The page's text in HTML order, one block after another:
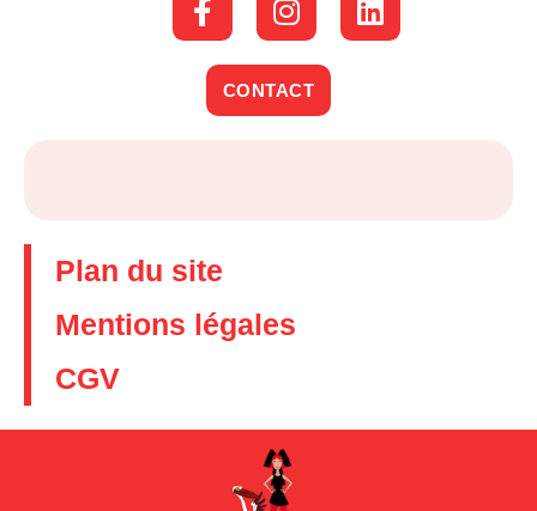
CONTACT
Plan du site
Mentions légales
CGV